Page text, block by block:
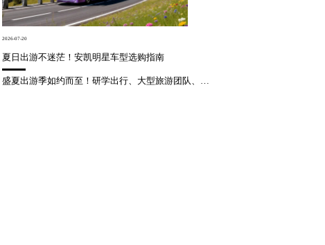
2026-07-20
夏日出游不迷茫！安凯明星车型选购指南
盛夏出游季如约而至！研学出行、大型旅游团队、企业团建、城市夜游等各类出行需求集中爆发。不同团队规模、不同出行场景，用车选择大有讲究。这份实用的安凯车型选购指南，精准匹配各类出游需求，对号入座即可，让你的夏日出行省心又有质感。适配场景：长线旅游、景区客运、大规模团队出游超大宽敞座舱，载客空间充足，全员...